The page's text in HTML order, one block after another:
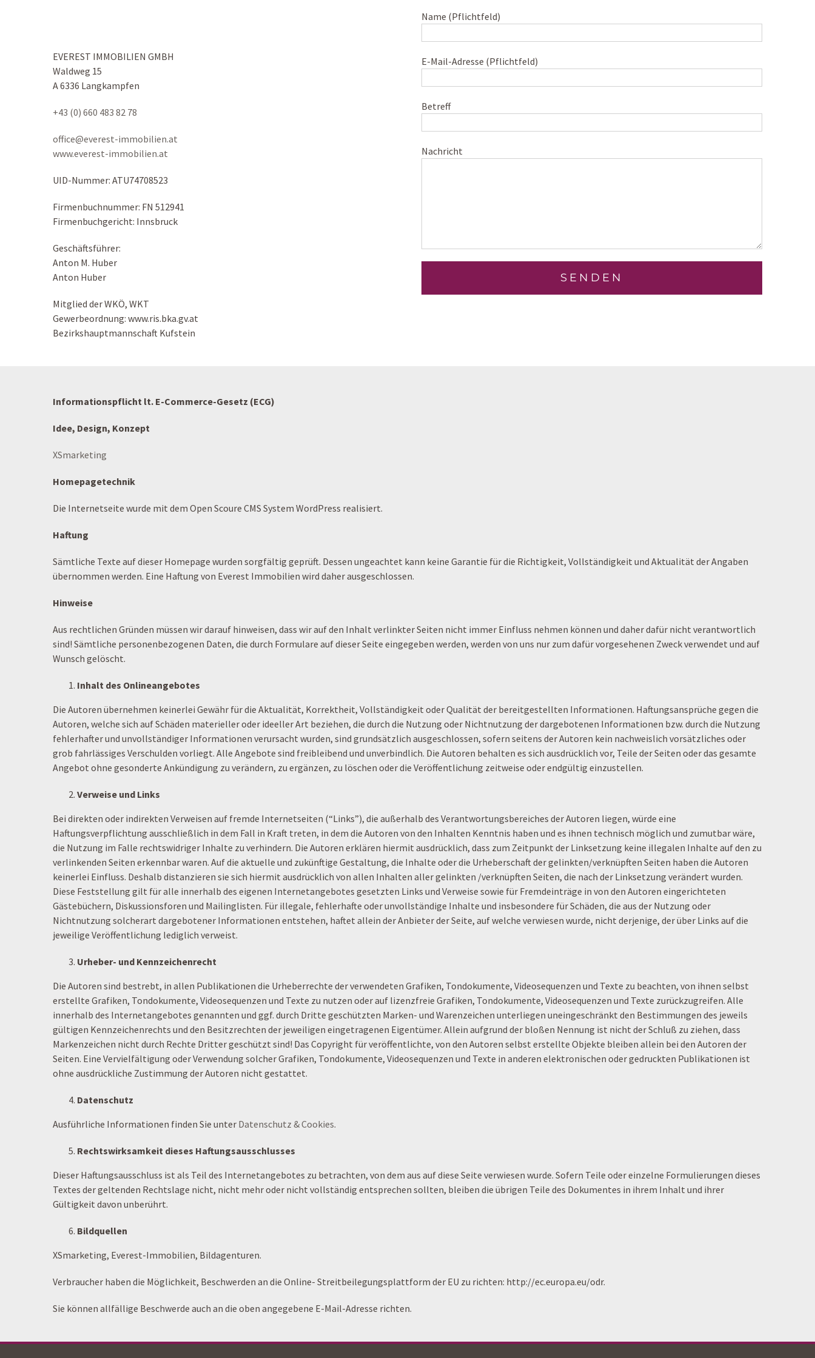
EVEREST IMMOBILIEN GMBH
Waldweg 15
A 6336 Langkampfen
+43 (0) 660 483 82 78
office@everest-immobilien.at
www.everest-immobilien.at
UID-Nummer: ATU74708523
Firmenbuchnummer: FN 512941
Firmenbuchgericht: Innsbruck
Geschäftsführer:
Anton M. Huber
Anton Huber
Mitglied der WKÖ, WKT
Gewerbeordnung: www.ris.bka.gv.at
Bezirkshauptmannschaft Kufstein
Name (Pflichtfeld)
E-Mail-Adresse (Pflichtfeld)
Betreff
Nachricht
Informationspflicht lt. E-Commerce-Gesetz (ECG)
Idee, Design, Konzept
XSmarketing
Homepagetechnik
Die Internetseite wurde mit dem Open Scoure CMS System WordPress realisiert.
Haftung
Sämtliche Texte auf dieser Homepage wurden sorgfältig geprüft. Dessen ungeachtet kann keine Garantie für die Richtigkeit, Vollständigkeit und Aktualität der Angaben
übernommen werden. Eine Haftung von Everest Immobilien wird daher ausgeschlossen.
Hinweise
Aus rechtlichen Gründen müssen wir darauf hinweisen, dass wir auf den Inhalt verlinkter Seiten nicht immer Einfluss nehmen können und daher dafür nicht verantwortlich
sind! Sämtliche personenbezogenen Daten, die durch Formulare auf dieser Seite eingegeben werden, werden von uns nur zum dafür vorgesehenen Zweck verwendet und auf
Wunsch gelöscht.
Inhalt des Onlineangebotes
Die Autoren übernehmen keinerlei Gewähr für die Aktualität, Korrektheit, Vollständigkeit oder Qualität der bereitgestellten Informationen. Haftungsansprüche gegen die
Autoren, welche sich auf Schäden materieller oder ideeller Art beziehen, die durch die Nutzung oder Nichtnutzung der dargebotenen Informationen bzw. durch die Nutzung
fehlerhafter und unvollständiger Informationen verursacht wurden, sind grundsätzlich ausgeschlossen, sofern seitens der Autoren kein nachweislich vorsätzliches oder
grob fahrlässiges Verschulden vorliegt. Alle Angebote sind freibleibend und unverbindlich. Die Autoren behalten es sich ausdrücklich vor, Teile der Seiten oder das gesamte
Angebot ohne gesonderte Ankündigung zu verändern, zu ergänzen, zu löschen oder die Veröffentlichung zeitweise oder endgültig einzustellen.
Verweise und Links
Bei direkten oder indirekten Verweisen auf fremde Internetseiten (“Links”), die außerhalb des Verantwortungsbereiches der Autoren liegen, würde eine
Haftungsverpflichtung ausschließlich in dem Fall in Kraft treten, in dem die Autoren von den Inhalten Kenntnis haben und es ihnen technisch möglich und zumutbar wäre,
die Nutzung im Falle rechtswidriger Inhalte zu verhindern. Die Autoren erklären hiermit ausdrücklich, dass zum Zeitpunkt der Linksetzung keine illegalen Inhalte auf den zu
verlinkenden Seiten erkennbar waren. Auf die aktuelle und zukünftige Gestaltung, die Inhalte oder die Urheberschaft der gelinkten/verknüpften Seiten haben die Autoren
keinerlei Einfluss. Deshalb distanzieren sie sich hiermit ausdrücklich von allen Inhalten aller gelinkten /verknüpften Seiten, die nach der Linksetzung verändert wurden.
Diese Feststellung gilt für alle innerhalb des eigenen Internetangebotes gesetzten Links und Verweise sowie für Fremdeinträge in von den Autoren eingerichteten
Gästebüchern, Diskussionsforen und Mailinglisten. Für illegale, fehlerhafte oder unvollständige Inhalte und insbesondere für Schäden, die aus der Nutzung oder
Nichtnutzung solcherart dargebotener Informationen entstehen, haftet allein der Anbieter der Seite, auf welche verwiesen wurde, nicht derjenige, der über Links auf die
jeweilige Veröffentlichung lediglich verweist.
Urheber- und Kennzeichenrecht
Die Autoren sind bestrebt, in allen Publikationen die Urheberrechte der verwendeten Grafiken, Tondokumente, Videosequenzen und Texte zu beachten, von ihnen selbst
erstellte Grafiken, Tondokumente, Videosequenzen und Texte zu nutzen oder auf lizenzfreie Grafiken, Tondokumente, Videosequenzen und Texte zurückzugreifen. Alle
innerhalb des Internetangebotes genannten und ggf. durch Dritte geschützten Marken- und Warenzeichen unterliegen uneingeschränkt den Bestimmungen des jeweils
gültigen Kennzeichenrechts und den Besitzrechten der jeweiligen eingetragenen Eigentümer. Allein aufgrund der bloßen Nennung ist nicht der Schluß zu ziehen, dass
Markenzeichen nicht durch Rechte Dritter geschützt sind! Das Copyright für veröffentlichte, von den Autoren selbst erstellte Objekte bleiben allein bei den Autoren der
Seiten. Eine Vervielfältigung oder Verwendung solcher Grafiken, Tondokumente, Videosequenzen und Texte in anderen elektronischen oder gedruckten Publikationen ist
ohne ausdrückliche Zustimmung der Autoren nicht gestattet.
Datenschutz
Ausführliche Informationen finden Sie unter Datenschutz & Cookies.
Rechtswirksamkeit dieses Haftungsausschlusses
Dieser Haftungsausschluss ist als Teil des Internetangebotes zu betrachten, von dem aus auf diese Seite verwiesen wurde. Sofern Teile oder einzelne Formulierungen dieses
Textes der geltenden Rechtslage nicht, nicht mehr oder nicht vollständig entsprechen sollten, bleiben die übrigen Teile des Dokumentes in ihrem Inhalt und ihrer
Gültigkeit davon unberührt.
Bildquellen
XSmarketing, Everest-Immobilien, Bildagenturen.
Verbraucher haben die Möglichkeit, Beschwerden an die Online- Streitbeilegungsplattform der EU zu richten: http://ec.europa.eu/odr.
Sie können allfällige Beschwerde auch an die oben angegebene E-Mail-Adresse richten.